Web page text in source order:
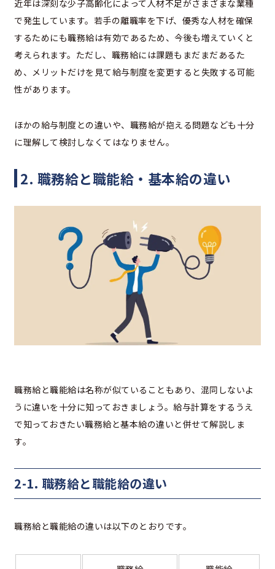
近年は深刻な少子高齢化によって人材不足がさまざまな業種
で発生しています。若手の離職率を下げ、優秀な人材を確保
するためにも職務給は有効であるため、今後も増えていくと
考えられます。ただし、職務給には課題もまだまだあるた
め、メリットだけを見て給与制度を変更すると失敗する可能
性があります。
ほかの給与制度との違いや、職務給が抱える問題なども十分
に理解して検討しなくてはなりません。
2. 職務給と職能給・基本給の違い
職務給と職能給は名称が似ていることもあり、混同しないよ
うに違いを十分に知っておきましょう。給与計算をするうえ
で知っておきたい職務給と基本給の違いと併せて解説しま
す。
2-1. 職務給と職能給の違い
職務給と職能給の違いは以下のとおりです。